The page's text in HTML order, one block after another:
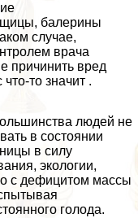
балерины
случае,
врача
причинить вред
то значит .
людей не
в состоянии
в силу
экологии,
с дефицитом массы
голода.